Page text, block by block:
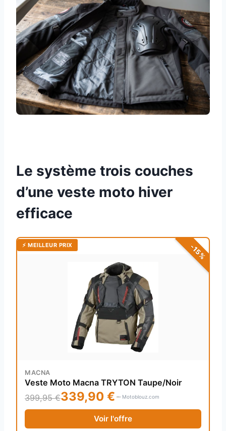
Le système trois couches
d’une veste moto hiver
efficace
-15%
⚡ MEILLEUR PRIX
MACNA
Veste Moto Macna TRYTON Taupe/Noir
399,95 €339,90 € Motoblouz.com
Voir l'offre